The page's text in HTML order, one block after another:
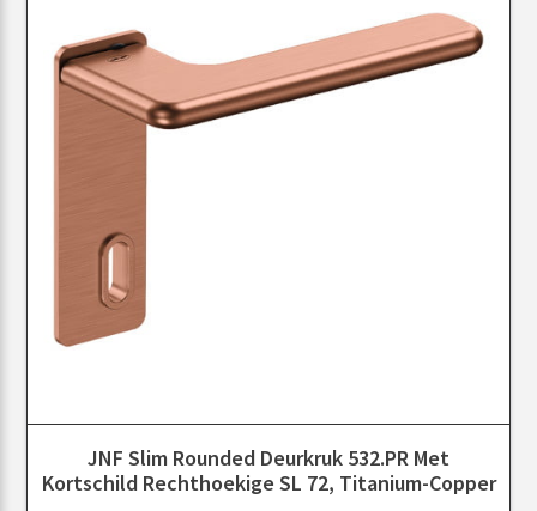
JNF Slim Rounded Deurkruk 532.PR Met
Kortschild Rechthoekige SL 72, Titanium-Copper